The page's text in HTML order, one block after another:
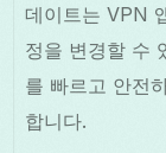
데이트는 VPN
정을 변경할 수
를 빠르고 안전
합니다.